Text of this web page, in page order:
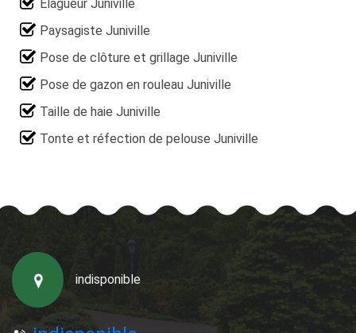
Elagueur Juniville
Paysagiste Juniville
Pose de clôture et grillage Juniville
Pose de gazon en rouleau Juniville
Taille de haie Juniville
Tonte et réfection de pelouse Juniville
indisponible